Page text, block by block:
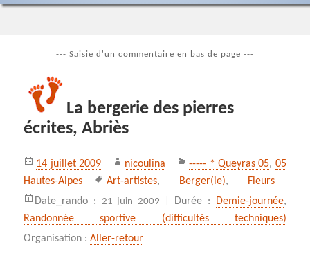
--- Saisie d'un commentaire en bas de page ---
La bergerie des pierres
écrites, Abriès
Publié
le
14 juillet 2009 Auteur
nicoulina Catégories
----- * Queyras 05, 05
Hautes-Alpes
Mots-
clés
Art-artistes, Berger(ie),
Fleurs
Date_rando : 21 juin 2009 | Durée : Demie-journée,
Randonnée sportive (difficultés techniques)
Organisation :Aller-retour